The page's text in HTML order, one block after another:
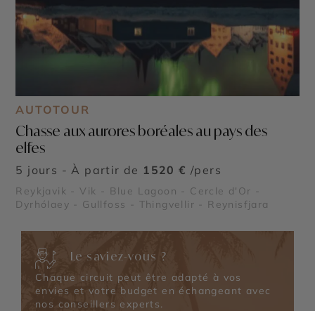
AUTOTOUR
Chasse aux aurores boréales au pays des
elfes
5 jours - À partir de 1520 € /pers
Reykjavik - Vik - Blue Lagoon - Cercle d'Or -
Dyrhólaey - Gullfoss - Thingvellir - Reynisfjara
Le saviez-vous ?
Chaque circuit peut être adapté à vos
envies et votre budget en échangeant avec
nos conseillers experts.